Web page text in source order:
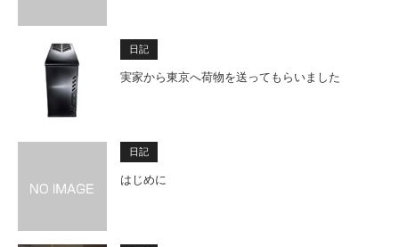
日記
実家から東京へ荷物を送ってもらいました
日記
はじめに